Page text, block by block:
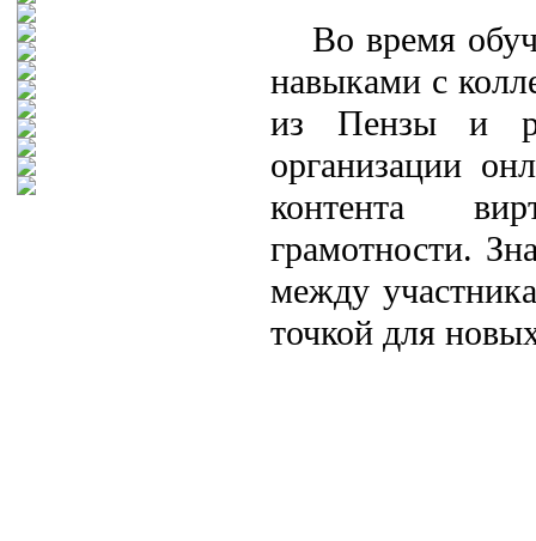
Во время
навыками с
из Пензы и
организации
контента
грамотности.
между
точкой для